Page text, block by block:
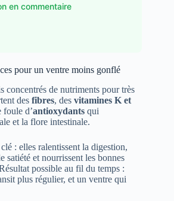
en commentaire
pour un ventre moins gonflé
concentrés de nutriments pour très
des fibres, des vitamines K et
foule d’antioxydants qui
et la flore intestinale.
: elles ralentissent la digestion,
satiété et nourrissent les bonnes
possible au fil du temps :
plus régulier, et un ventre qui